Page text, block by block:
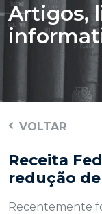
Artigos,
VOLTAR
Receita
redução
Recentemente